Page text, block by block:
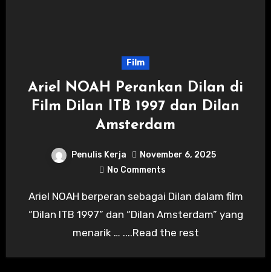
Film
Ariel NOAH Perankan Dilan di
Film Dilan ITB 1997 dan Dilan
Amsterdam
Penulis Kerja
November 6, 2025
No Comments
Ariel NOAH berperan sebagai Dilan dalam film
“Dilan ITB 1997” dan “Dilan Amsterdam” yang
menarik … ....Read the rest